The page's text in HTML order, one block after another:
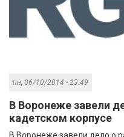
пн, 06/10/2014 - 23:49
В Воронеже завели
кадетском корпусе
В Воронеже завели дело о